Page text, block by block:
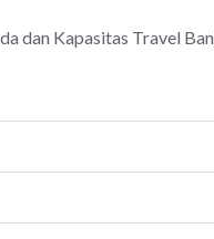
dan Kapasitas Travel